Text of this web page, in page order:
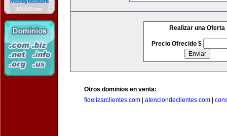
Realizar una Oferta
Precio Ofrecido $
Otros dominios en venta:
fidelizarclientes.com
atenciondeclientes.com